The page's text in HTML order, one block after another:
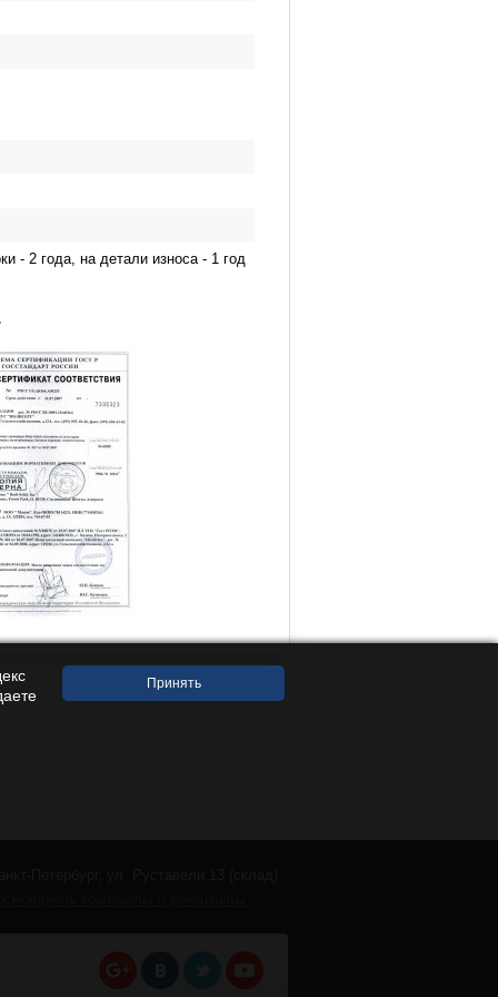
- 2 года, на детали износа - 1 год